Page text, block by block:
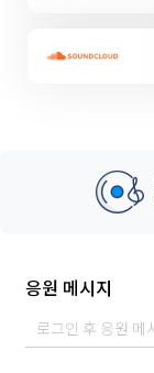
응원 메시지